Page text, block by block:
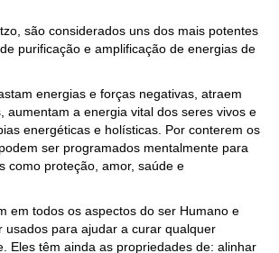
são considerados uns dos mais potentes
purificação e amplificação de energias de
energias e forças negativas, atraem
aumentam a energia vital dos seres vivos e
energéticas e holísticas. Por conterem os
ser programados mentalmente para
como proteção, amor, saúde e
em todos os aspectos do ser Humano e
usados para ajudar a curar qualquer
Eles têm ainda as propriedades de: alinhar